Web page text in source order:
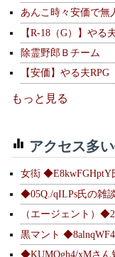
あんこ時々安価で無
【R-18（G）】やる
除霊野郎Ｂチーム
【安価】やる夫RPG
もっと見る
アクセス多
女衒 ◆E8kwFGHptY
◆05Q./qILPs氏の雑
（エージェント）
黒マント
◆KUMOgh4/xMさん